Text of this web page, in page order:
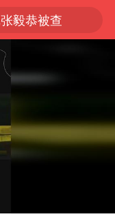
毅恭被查
名创优品回应女子吐槽内裤质量差
中巨芯：上半年归母净利润1405.77万元